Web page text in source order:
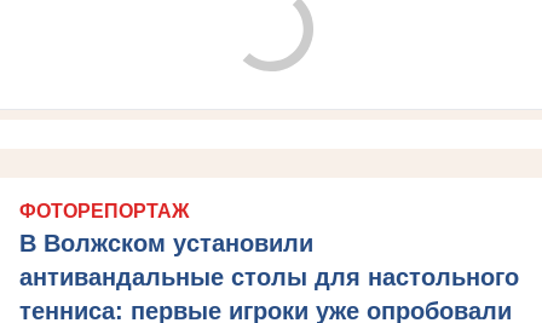
ФОТОРЕПОРТАЖ
В Волжском установили
антивандальные столы для настольного
тенниса: первые игроки уже опробовали